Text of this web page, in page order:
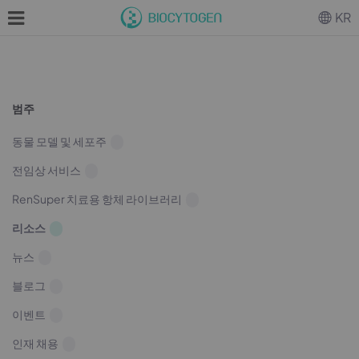
범주
동물 모델 및 세포주
전임상 서비스
RenSuper 치료용 항체 라이브러리
리소스
뉴스
블로그
이벤트
인재 채용
KR